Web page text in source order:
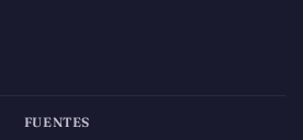
FUENTES